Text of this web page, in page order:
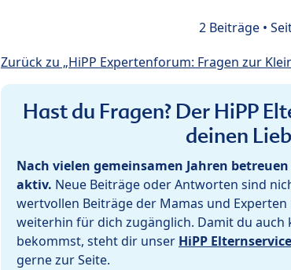
2 Beiträge •
Zurück zu „HiPP Expertenforum: Fragen zur
Hast du Fragen? Der HiPP
deinen
Nach vielen gemeinsamen Jahren
aktiv. Neue Beiträge oder Antworten sind
wertvollen Beiträge der Mamas und
weiterhin für dich zugänglich. Damit du
bekommst, steht dir unser HiPP Elternservice
gerne zur Seite.